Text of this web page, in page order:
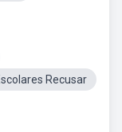
Recusar